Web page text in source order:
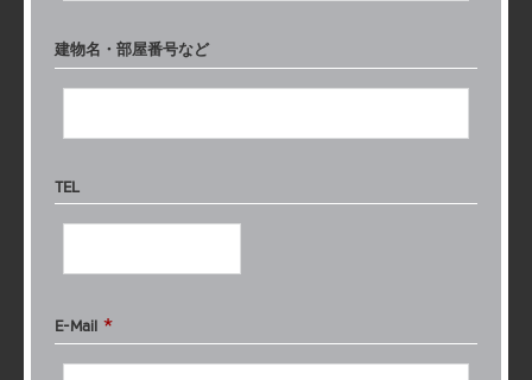
建物名・ 部屋番号など
TEL
E-Mail *